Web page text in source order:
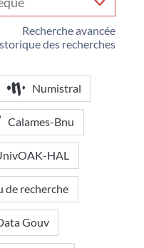
Recherche avancée
des recherches
Numistral
Calames-Bnu
HAL
de recherche
Gouv